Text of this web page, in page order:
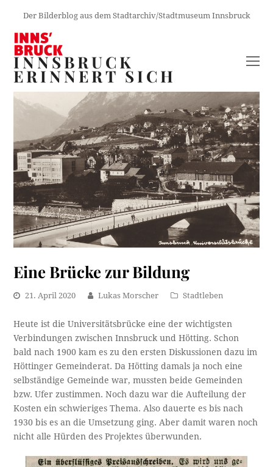
Der Bilderblog aus dem Stadtarchiv/Stadtmuseum Innsbruck
INNSBRUCK
ERINNERT SICH
Eine Brücke zur Bildung
21. April 2020 Lukas Morscher Stadtleben
Heute ist die Universitätsbrücke eine der wichtigsten
Verbindungen zwischen Innsbruck und Hötting. Schon
bald nach 1900 kam es zu den ersten Diskussionen dazu im
Höttinger Gemeinderat. Da Hötting damals ja noch eine
selbständige Gemeinde war, mussten beide Gemeinden
bzw. Ufer zustimmen. Noch dazu war die Aufteilung der
Kosten ein schwieriges Thema. Also dauerte es bis nach
1930 bis es an die Umsetzung ging. Aber damit waren noch
nicht alle Hürden des Projektes überwunden.